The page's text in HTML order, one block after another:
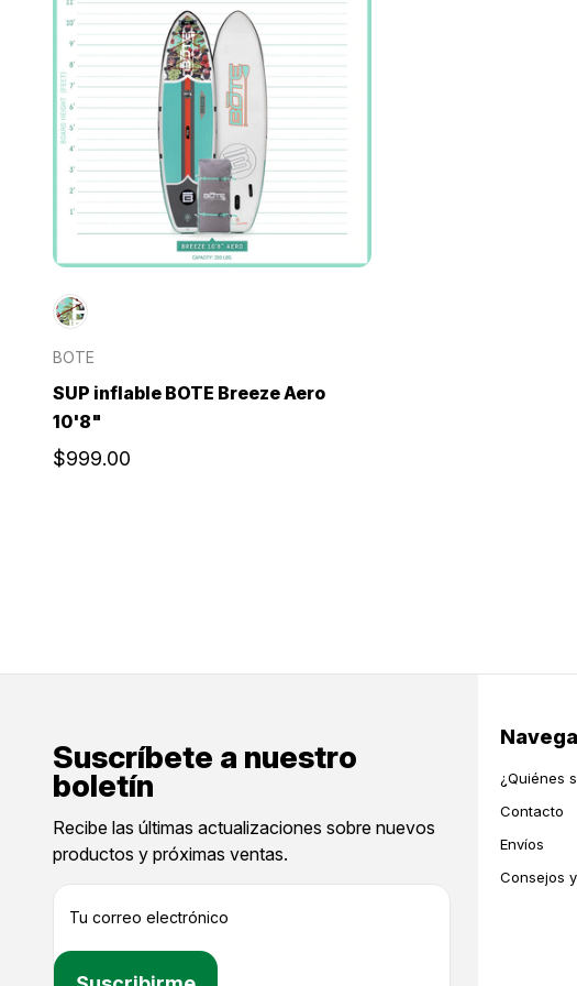
BOTE
SUP inflable BOTE Breeze Aero
10'8"
$999.00
Suscríbete a nuestro
boletín
Recibe las últimas actualizaciones sobre nuevos
productos y próximas ventas.
e
¿Quiénes
Contacto
Envíos
Consejos